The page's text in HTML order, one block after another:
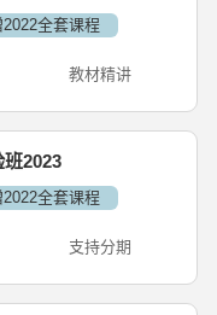
2022全套课程
教材精讲
2023
2022全套课程
支持分期